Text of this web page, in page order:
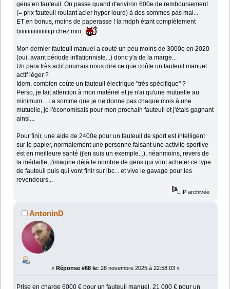
gens en fauteuil. On passe quand d'environ 600e de remboursement
(= prix fauteuil roulant acier hyper lourd) à des sommes pas mal...
ET en bonus, moins de paperasse ! la mdph étant complètement
biiiiiiiiiiiiiiiiiiiip chez moi.
Mon dernier fauteuil manuel a couté un peu moins de 3000e en 2020
(oui, avant période inflationniste...) donc y'a de la marge...
Un para très actif pourrais nous dire ce que coûte un fauteuil manuel
actif léger ?
Idem, combien coûte un fauteuil électrique "très spécifique" ?
Perso, je fait attention à mon matériel et je n'ai qu'une mutuelle au
minimum... La somme que je ne donne pas chaque mois à une
mutuelle, je l'économisais pour mon prochain fauteuil et j'étais gagnant
ainsi...
Pour finir, une aide de 2400e pour un fauteuil de sport est intelligent
sur le papier, normalement une personne faisant une activité sportive
est en meilleure santé (j'en suis un exemple...), néanmoins, revers de
la médaille, j'imagine déjà le nombre de gens qui vont acheter ce type
de fauteuil puis qui vont finir sur lbc... et vive le gavage pour les
revendeurs...
IP archivée
AntoninD
« Réponse #68 le: 28 novembre 2025 à 22:58:03 »
Prise en charge 6000 € pour un fauteuil manuel, 21 000 € pour un